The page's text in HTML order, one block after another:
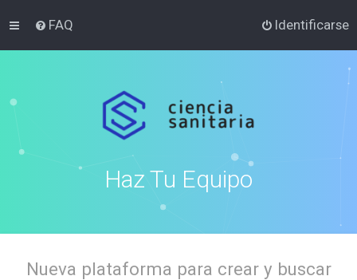
FAQ Identificarse
Haz Tu Equipo
Nueva plataforma para crear y buscar